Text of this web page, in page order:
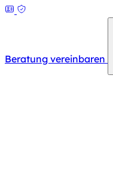
Beratung vereinbaren